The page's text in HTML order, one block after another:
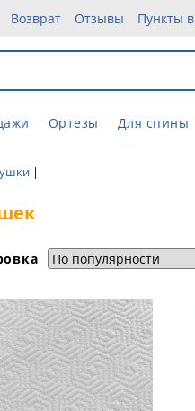
Возврат Отзывы Пункты
Ортезы Для спины
|